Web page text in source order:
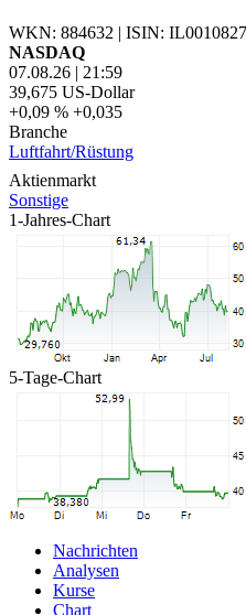
WKN: 884632 | ISIN:
NASDAQ
07.08.26 | 21:59
39,675 US-Dollar
+0,09 % +0,035
Branche
Luftfahrt/Rüstung
Aktienmarkt
Sonstige
1-Jahres-Chart
5-Tage-Chart
Nachrichten
Analysen
Kurse
Chart